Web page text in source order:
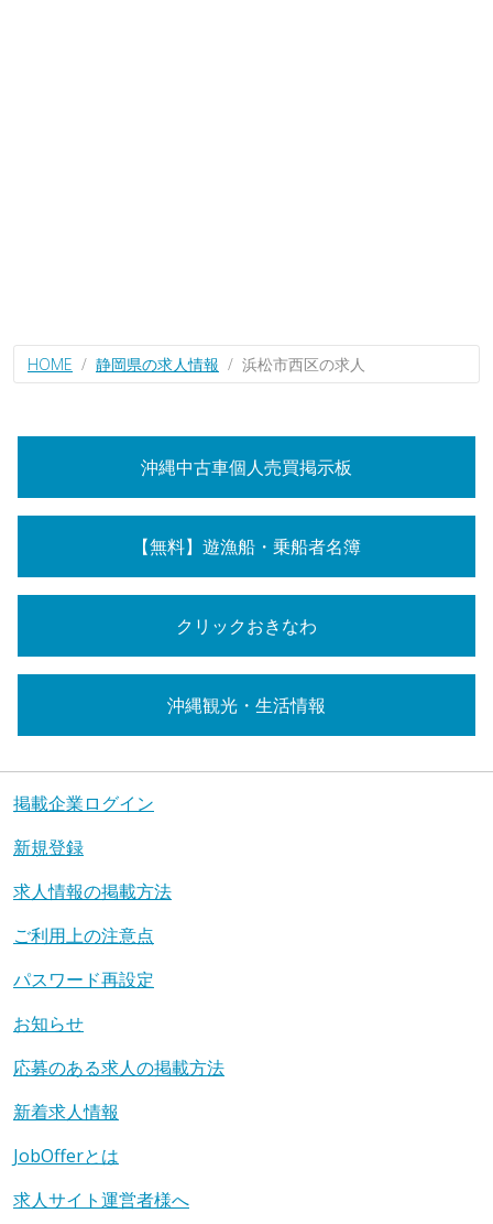
HOME 静岡県の求人情報 浜松市西区の求人
沖縄中古車個人売買掲示板
【無料】遊漁船・乗船者名簿
クリックおきなわ
沖縄観光・生活情報
掲載企業ログイン
新規登録
求人情報の掲載方法
ご利用上の注意点
パスワード再設定
お知らせ
応募のある求人の掲載方法
新着求人情報
JobOfferとは
求人サイト運営者様へ